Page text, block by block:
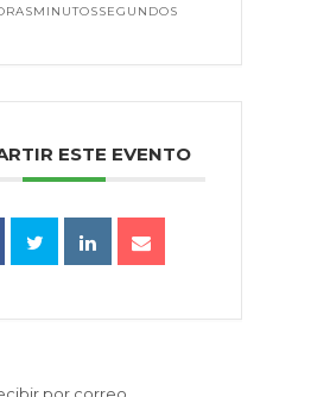
MINUTOSSEGUNDOS
ESTE EVENTO